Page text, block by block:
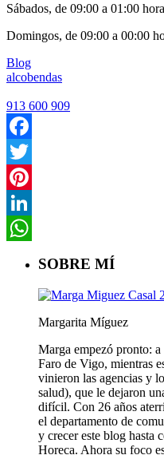
Sábados, de 09:00 a 01:00
Domingos, de 09:00 a 00:00
Blog
alcobendas
913 600 909
Facebook
Twitter
Pinterest
LinkedIn
SOBRE MÍ
Margarita Míguez
Marga empezó pronto: a
Faro de Vigo, mientras
vinieron las agencias y
salud), que le dejaron
difícil. Con 26 años
el departamento de
y crecer este blog hasta
Horeca. Ahora su foco